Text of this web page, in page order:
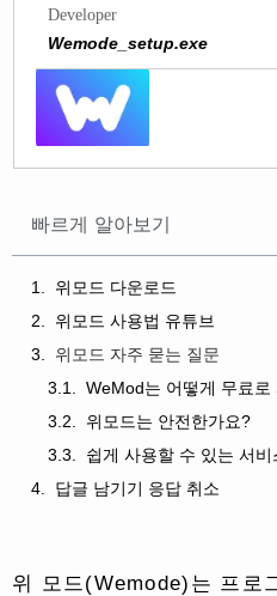
Developer
Wemode_setup.exe
빠르게 알아보기
위모드 다운로드
위모드 사용법 유튜브
위모드 자주 묻는 질문
WeMod는 어떻게 무료
위모드는 안전한가요?
쉽게 사용할 수 있는 서
답글 남기기 응답 취소
위 모드(Wemode)는 프로